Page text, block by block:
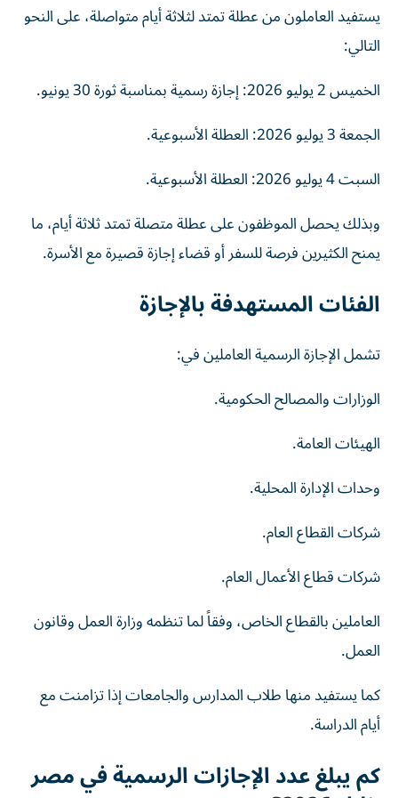
يستفيد العاملون من عطلة تمتد لثلاثة أيام متواصلة، على النحو
التالي:
الخميس 2 يوليو 2026: إجازة رسمية بمناسبة ثورة 30 يونيو.
الجمعة 3 يوليو 2026: العطلة الأسبوعية.
السبت 4 يوليو 2026: العطلة الأسبوعية.
وبذلك يحصل الموظفون على عطلة متصلة تمتد ثلاثة أيام، ما
يمنح الكثيرين فرصة للسفر أو قضاء إجازة قصيرة مع الأسرة.
الفئات المستهدفة بالإجازة
تشمل الإجازة الرسمية العاملين في:
الوزارات والمصالح الحكومية.
الهيئات العامة.
وحدات الإدارة المحلية.
شركات القطاع العام.
شركات قطاع الأعمال العام.
العاملين بالقطاع الخاص، وفقاً لما تنظمه وزارة العمل وقانون
العمل.
كما يستفيد منها طلاب المدارس والجامعات إذا تزامنت مع
أيام الدراسة.
كم يبلغ عدد الإجازات الرسمية في مصر